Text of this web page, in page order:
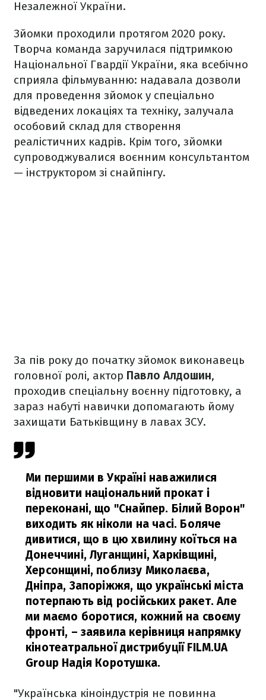
Незалежної України.
Зйомки проходили протягом 2020 року.
Творча команда заручилася підтримкою
Національної Гвардії України, яка всебічно
сприяла фільмуванню: надавала дозволи
для проведення зйомок у спеціально
відведених локаціях та техніку, залучала
особовий склад для створення
реалістичних кадрів. Крім того, зйомки
супроводжувалися воєнним консультантом
— інструктором зі снайпінгу.
За пів року до початку зйомок виконавець
головної ролі, актор Павло Алдошин,
проходив спеціальну воєнну підготовку, а
зараз набуті навички допомагають йому
захищати Батьківщину в лавах ЗСУ.
Ми першими в Україні наважилися
відновити національний прокат і
переконані, що "Снайпер. Білий Ворон"
виходить як ніколи на часі. Боляче
дивитися, що в цю хвилину коїться на
Донеччині, Луганщині, Харківщині,
Херсонщині, поблизу Миколаєва,
Дніпра, Запоріжжя, що українські міста
потерпають від російських ракет. Але
ми маємо боротися, кожний на своєму
фронті, – заявила керівниця напрямку
кінотеатральної дистрибуції FILM.UA
Group Надія Коротушка.
"Українська кіноіндустрія не повинна